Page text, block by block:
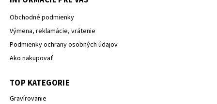
Obchodné podmienky
Výmena, reklamácie, vrátenie
Podmienky ochrany osobných údajov
Ako nakupovať
TOP KATEGORIE
Gravírovanie